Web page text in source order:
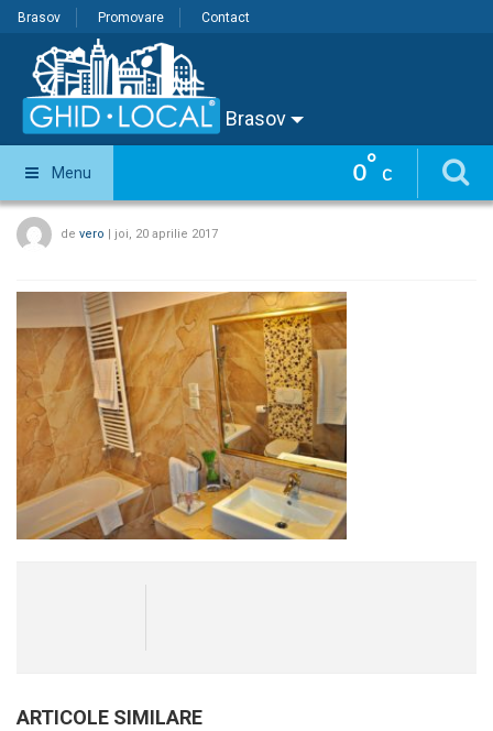
Brasov Promovare Contact
Brasov
0° C
Menu
de vero | joi, 20 aprilie 2017
ARTICOLE SIMILARE